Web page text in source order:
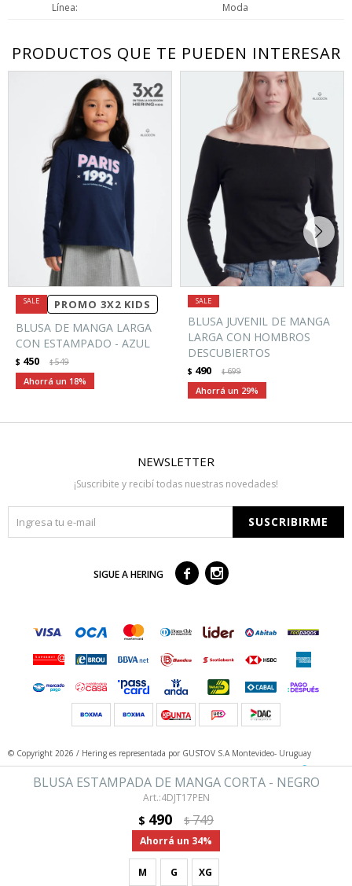
BLUSA ESTAMPADA DE MANGA CORTA - NEGRO
4DJT17PEN
$ 490 $749
34
M G XG
Línea
Moda
PRODUCTOS QUE TE PUEDEN INTERESAR
PROMO 3X2 KIDS
BLUSA DE MANGA LARGA
CON ESTAMPADO - AZUL
$ 450 $549
18
BLUSA JUVENIL DE MANGA
LARGA CON HOMBROS
DESCUBIERTOS
$ 490 $699
29
NEWSLETTER
¡Suscribite y recibí todas nuestras novedades!
SUSCRIBIRME
SIGUE A HERING  
© Copyright 2026 / Hering es representada por GUSTOV S.A Montevideo- Uruguay